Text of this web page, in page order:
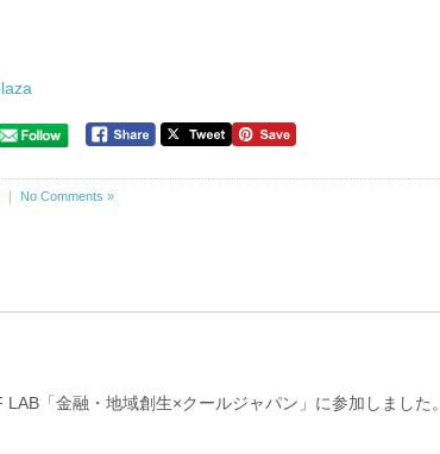
｜ No Comments »
LAB「金融・地域創生×クールジャパン」に参加しました。